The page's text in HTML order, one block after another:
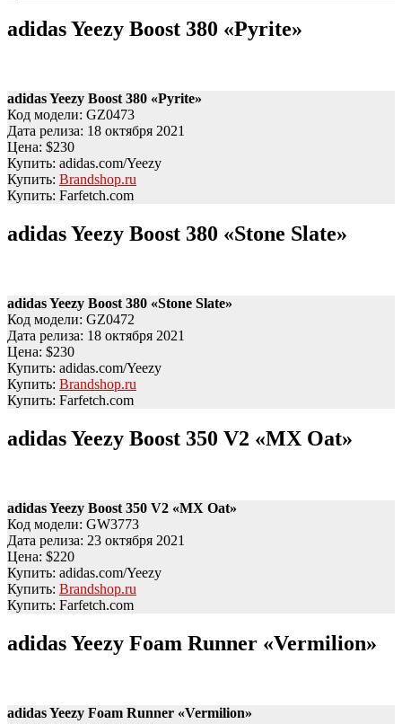
adidas Yeezy Boost 380 «Pyrite»
adidas Yeezy Boost 380 «Pyrite»
Код модели: GZ0473
Дата релиза: 18 октября 2021
Цена: $230
Купить: adidas.com/Yeezy
Купить: Brandshop.ru
Купить: Farfetch.com
adidas Yeezy Boost 380 «Stone Slate»
adidas Yeezy Boost 380 «Stone Slate»
Код модели: GZ0472
Дата релиза: 18 октября 2021
Цена: $230
Купить: adidas.com/Yeezy
Купить: Brandshop.ru
Купить: Farfetch.com
adidas Yeezy Boost 350 V2 «MX Oat»
adidas Yeezy Boost 350 V2 «MX Oat»
Код модели: GW3773
Дата релиза: 23 октября 2021
Цена: $220
Купить: adidas.com/Yeezy
Купить: Brandshop.ru
Купить: Farfetch.com
adidas Yeezy Foam Runner «Vermilion»
adidas Yeezy Foam Runner «Vermilion»